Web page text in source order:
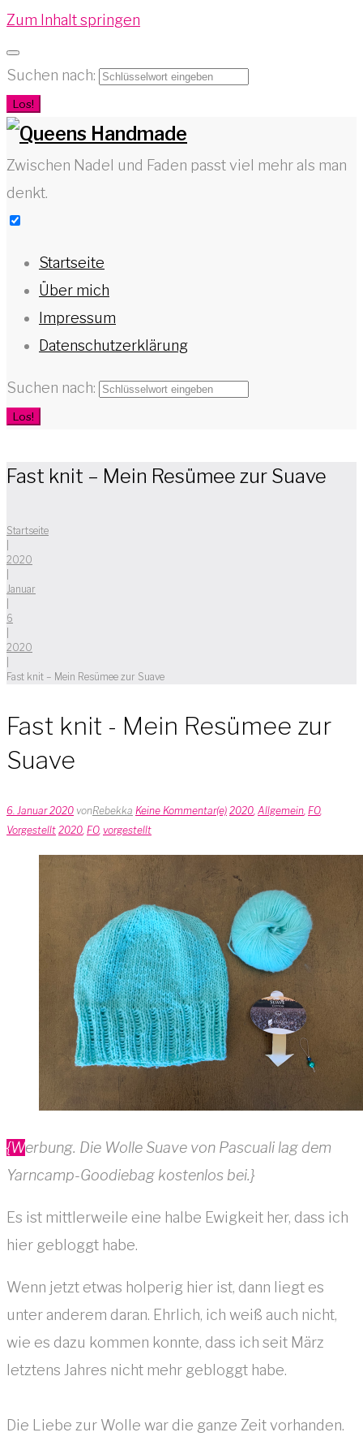
Zum Inhalt springen
Suchen nach:
Los!
Zwischen Nadel und Faden passt viel mehr als man
denkt.
Startseite
Über mich
Impressum
Datenschutzerklärung
Suchen nach:
Los!
Fast knit – Mein Resümee zur Suave
Startseite
2020
Januar
6
2020
Fast knit – Mein Resümee zur Suave
Fast knit - Mein Resümee zur
Suave
6. Januar 2020 vonRebekka Keine Kommentar(e) 2020, Allgemein, FO,
Vorgestellt 2020, FO, vorgestellt
{Werbung. Die Wolle Suave von Pascuali lag dem
Yarncamp-Goodiebag kostenlos bei.}
Es ist mittlerweile eine halbe Ewigkeit her, dass ich
hier gebloggt habe.
Wenn jetzt etwas holperig hier ist, dann liegt es
unter anderem daran. Ehrlich, ich weiß auch nicht,
wie es dazu kommen konnte, dass ich seit März
letztens Jahres nicht mehr gebloggt habe.
Die Liebe zur Wolle war die ganze Zeit vorhanden.